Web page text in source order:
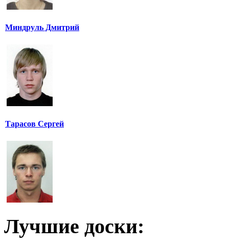
Миндруль Дмитрий
Тарасов Сергей
Лучшие доски: